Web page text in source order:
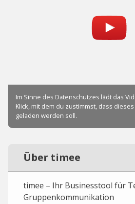
Über timee
timee – Ihr Businesstool für
Gruppenkommunikation‌